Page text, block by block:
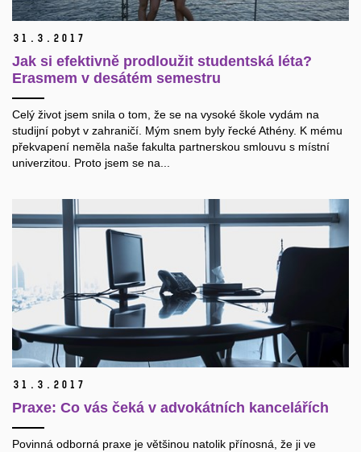
31. 3. 2017
Jak si efektivně prodloužit studentská léta?
Erasmem v desátém semestru
Celý život jsem snila o tom, že se na vysoké škole vydám na
studijní pobyt v zahraničí. Mým snem byly řecké Athény. K mému
překvapení neměla naše fakulta partnerskou smlouvu s místní
univerzitou. Proto jsem se na...
31. 3. 2017
Praxe: Co vás čeká v advokátních kancelářích
Povinná odborná praxe je většinou natolik přínosná, že ji ve